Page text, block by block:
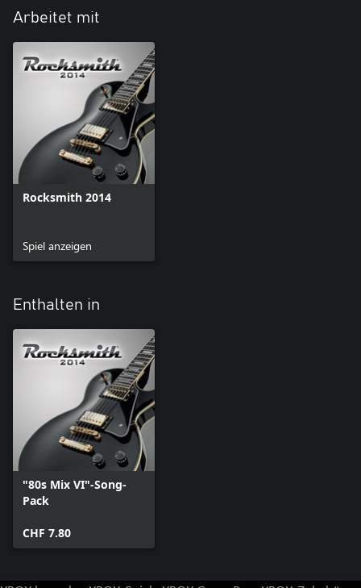
Arbeitet mit
Rocksmith 2014
Spiel anzeigen
Enthalten in
"80s Mix VI"-Song-
Pack
CHF 7.80